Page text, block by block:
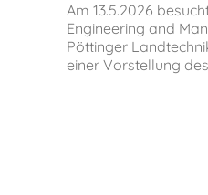
Am 13.5.2026
Engineering and
Pöttinger
einer Vorstellung